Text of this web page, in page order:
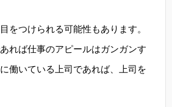
をつけられる可能性もあります。
れば仕事のアピールはガンガンす
働いている上司であれば、上司を